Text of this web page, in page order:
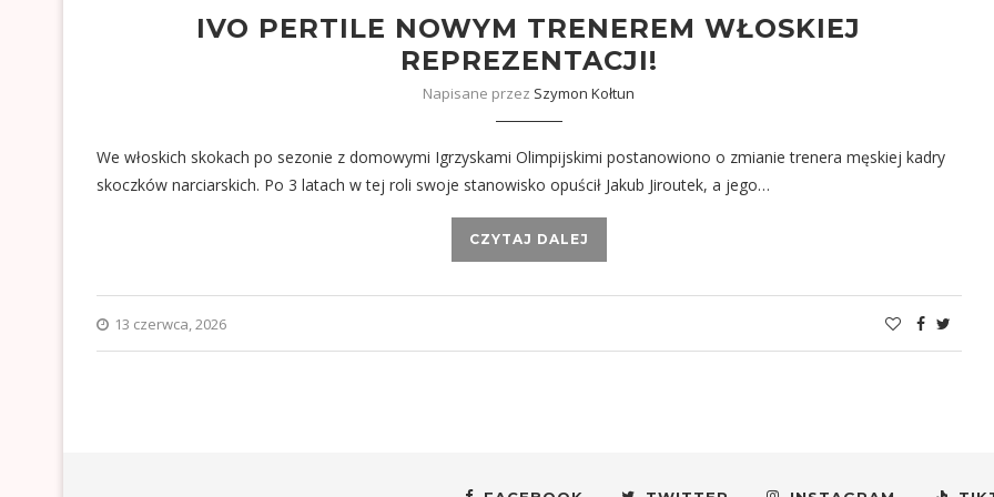
IVO PERTILE NOWYM TRENEREM WŁOSKIEJ
REPREZENTACJI!
Napisane przez Szymon Kołtun
We włoskich skokach po sezonie z domowymi Igrzyskami Olimpijskimi postanowiono o zmianie trenera męskiej kadry
skoczków narciarskich. Po 3 latach w tej roli swoje stanowisko opuścił Jakub Jiroutek, a jego…
CZYTAJ DALEJ
13 czerwca, 2026